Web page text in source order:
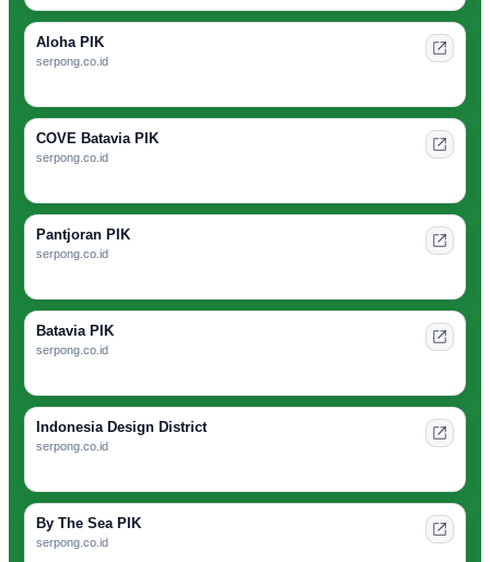
Aloha PIK
serpong.co.id
COVE Batavia PIK
serpong.co.id
Pantjoran PIK
serpong.co.id
Batavia PIK
serpong.co.id
Indonesia Design District
serpong.co.id
By The Sea PIK
serpong.co.id